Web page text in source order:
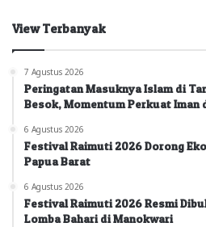
View Terbanyak
7 Agustus 2026
Peringatan Masuknya Islam di
Besok, Momentum Perkuat Iman
6 Agustus 2026
Festival Raimuti 2026 Dorong
Papua Barat
6 Agustus 2026
Festival Raimuti 2026 Resmi
Lomba Bahari di Manokwari